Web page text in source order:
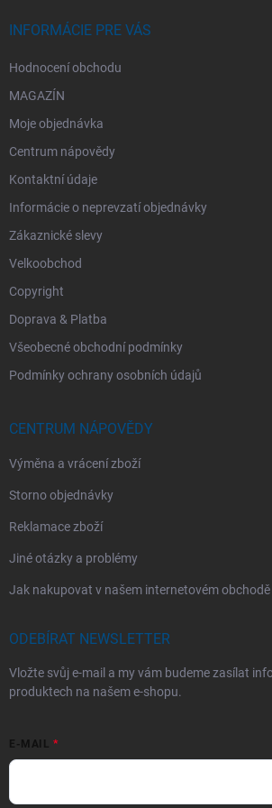
INFORMÁCIE PRE VÁS
Hodnocení obchodu
MAGAZÍN
Moje objednávka
Centrum nápovědy
Kontaktní údaje
Informácie o neprevzatí objednávky
Zákaznické slevy
Velkoobchod
Copyright
Doprava & Platba
Všeobecné obchodní podmínky
Podmínky ochrany osobních údajů
CENTRUM NÁPOVĚDY
Výměna a vrácení zboží
Storno objednávky
Reklamace zboží
Jiné otázky a problémy
Jak nakupovat v našem internetovém obchodě
ODEBÍRAT NEWSLETTER
Vložte svůj e-mail a my vám budeme zasílat
produktech na našem e-shopu.
E-MAIL